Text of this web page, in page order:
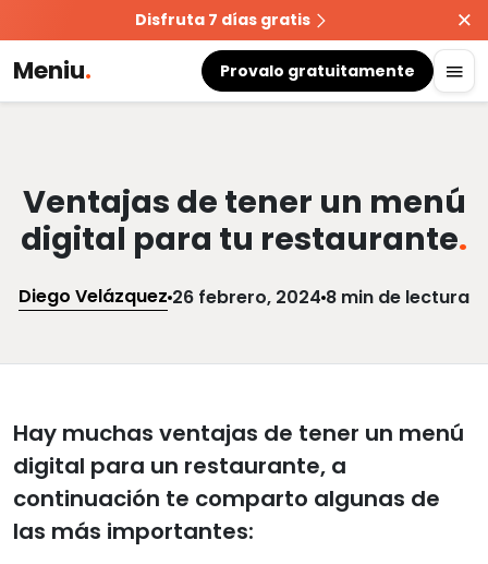
Disfruta 7 días gratis
Meniu. Provalo gratuitamente
Ventajas de tener un menú
digital para tu restaurante.
Diego Velázquez 26 febrero, 2024 8 min de lectura
Hay muchas ventajas de tener un menú
digital para un restaurante, a
continuación te comparto algunas de
las más importantes: